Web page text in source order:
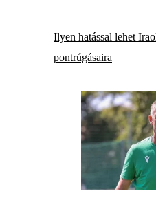
Ilyen hatással lehet
pontrúgásaira